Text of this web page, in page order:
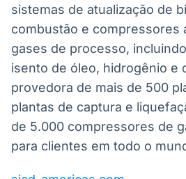
sistemas de atualização de
combustão e compressores
gases de processo,
isento de óleo, hidrogênio e
provedora de mais de 500
plantas de captura e
de 5.000 compressores de
para clientes em todo o